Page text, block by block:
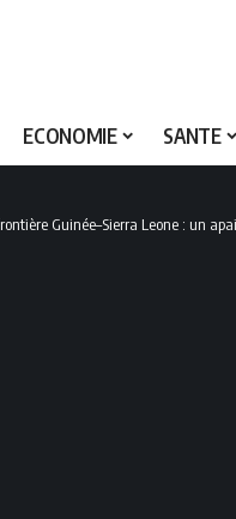
ECONOMIE SANTE
Guinée–Sierra Leone : un